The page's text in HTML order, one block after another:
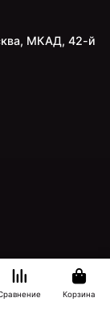
МКАД, 42-й
Корзина